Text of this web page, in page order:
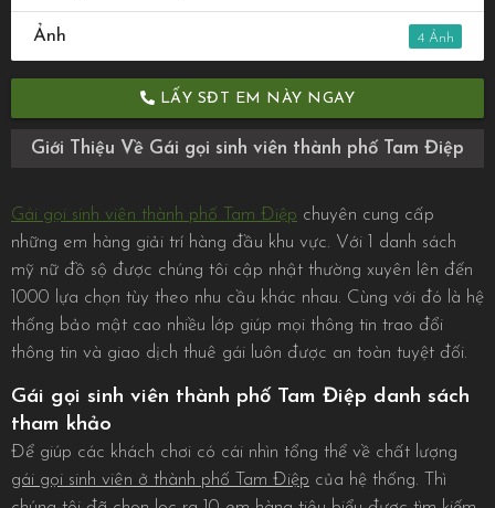
4
Ảnh
LẤY SĐT EM NÀY NGAY
Giới Thiệu Về Gái gọi sinh viên thành phố Tam Điệp
Gái gọi sinh viên thành phố Tam Điệp chuyên cung cấp
những em hàng giải trí hàng đầu khu vực. Với 1 danh sách
mỹ nữ đồ sộ được chúng tôi cập nhật thường xuyên lên đến
1000 lựa chọn tùy theo nhu cầu khác nhau. Cùng với đó là hệ
thống bảo mật cao nhiều lớp giúp mọi thông tin trao đổi
thông tin và giao dịch thuê gái luôn được an toàn tuyệt đối.
Gái gọi sinh viên thành phố Tam Điệp danh sách
tham khảo
Để giúp các khách chơi có cái nhìn tổng thể về chất lượng
gái gọi sinh viên ở thành phố Tam Điệp của hệ thống. Thì